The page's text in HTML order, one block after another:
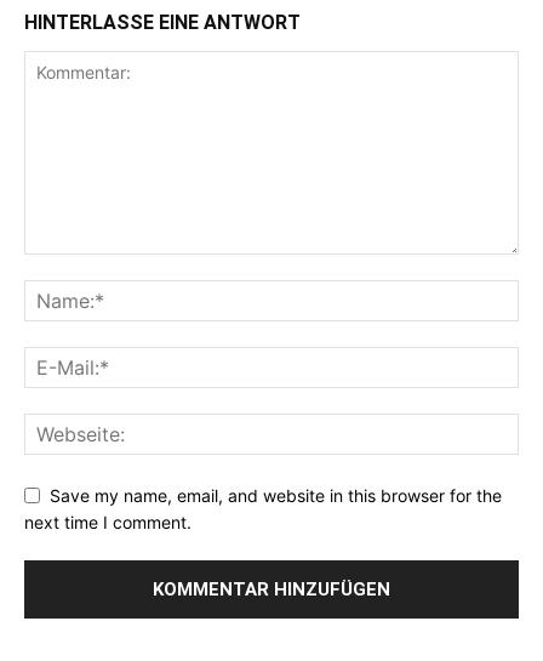
HINTERLASSE EINE ANTWORT
Save my name, email, and website in this browser for the
next time I comment.